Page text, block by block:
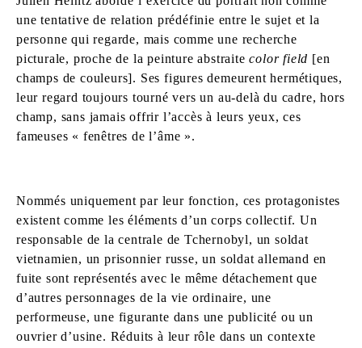
une tentative de relation prédéfinie entre le sujet et la
personne qui regarde, mais comme une recherche
picturale, proche de la peinture abstraitecolor field [en
champs de couleurs]. Ses figures demeurent hermétiques,
leur regard toujours tourné vers un au-delà du cadre, hors
champ, sans jamais offrir l’accès à leurs yeux, ces
fameuses « fenêtres de l’âme ».
Nommés uniquement par leur fonction, ces protagonistes
existent comme les éléments d’un corps collectif. Un
responsable de la centrale de Tchernobyl, un soldat
vietnamien, un prisonnier russe, un soldat allemand en
fuite sont représentés avec le même détachement que
d’autres personnages de la vie ordinaire, une
performeuse, une figurante dans une publicité ou un
ouvrier d’usine. Réduits à leur rôle dans un contexte